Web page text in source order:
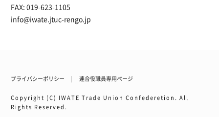
FAX: 019-623-1105
info@iwate.jtuc-rengo.jp
プライバシーポリシー 連合役職員専用ページ
Copyright (C) IWATE Trade Union Confederetion. All
Rights Reserved.